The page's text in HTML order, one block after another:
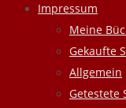
Impressum
Meine
Gekaufte
Allgemein
Getestete